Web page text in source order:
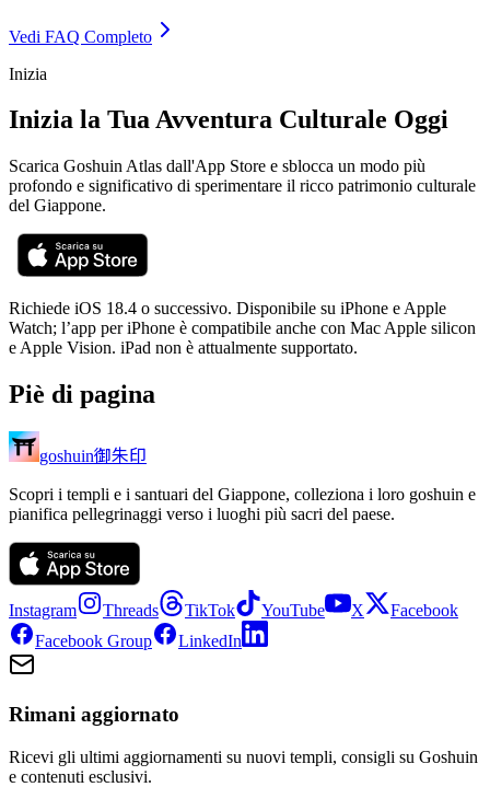
Vedi FAQ Completo
Inizia
Inizia la Tua Avventura Culturale Oggi
Scarica Goshuin Atlas dall'App Store e sblocca un modo più
profondo e significativo di sperimentare il ricco patrimonio culturale
del Giappone.
Richiede iOS 18.4 o successivo. Disponibile su iPhone e Apple
Watch; l’app per iPhone è compatibile anche con Mac Apple silicon
e Apple Vision. iPad non è attualmente supportato.
Piè di pagina
goshuin御朱印
Scopri i templi e i santuari del Giappone, colleziona i loro goshuin e
pianifica pellegrinaggi verso i luoghi più sacri del paese.
Instagram Threads TikTok YouTube X
Facebook
Facebook Group
LinkedIn
Rimani aggiornato
Ricevi gli ultimi aggiornamenti su nuovi templi, consigli su Goshuin
e contenuti esclusivi.